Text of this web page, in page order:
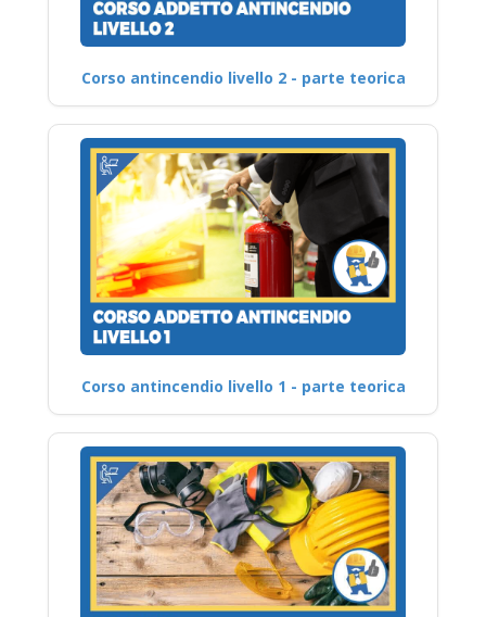
Corso antincendio livello 2 - parte teorica
Corso antincendio livello 1 - parte teorica